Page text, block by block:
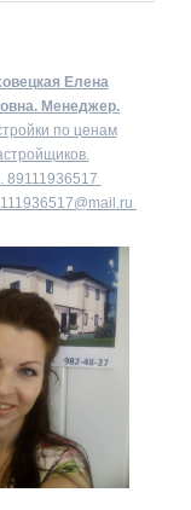
Елена
Менеджер.
по ценам
89111936517